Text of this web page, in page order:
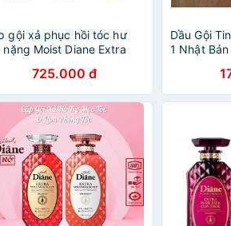
gội xả phục hồi tóc hư
nặng Moist Diane Extra
tắm Moist Diane
725.000 đ
Dầu Gội
1 Nhật